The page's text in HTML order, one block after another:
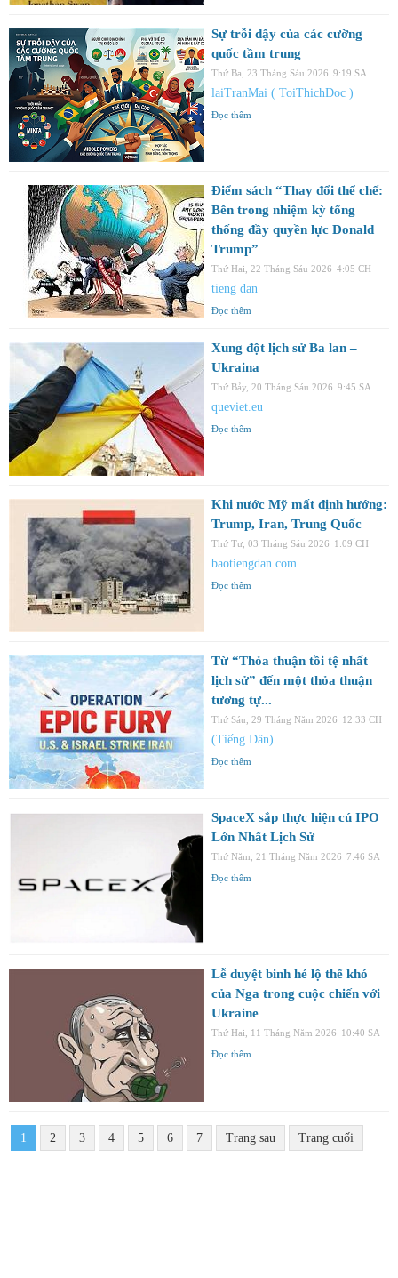
Sự trỗi dậy của các cường
quốc tầm trung
Thứ Ba, 23 Tháng Sáu 2026 9:19 SA
laiTranMai ( ToiThichDoc )
Đọc thêm
Điểm sách “Thay đổi thể chế:
Bên trong nhiệm kỳ tổng
thống đầy quyền lực Donald
Trump”
Thứ Hai, 22 Tháng Sáu 2026 4:05 CH
tieng dan
Đọc thêm
Xung đột lịch sử Ba lan –
Ukraina
Thứ Bảy, 20 Tháng Sáu 2026 9:45 SA
queviet.eu
Đọc thêm
Khi nước Mỹ mất định hướng:
Trump, Iran, Trung Quốc
Thứ Tư, 03 Tháng Sáu 2026 1:09 CH
baotiengdan.com
Đọc thêm
Từ “Thỏa thuận tồi tệ nhất
lịch sử” đến một thỏa thuận
tương tự...
Thứ Sáu, 29 Tháng Năm 2026 12:33 CH
(Tiếng Dân)
Đọc thêm
SpaceX sắp thực hiện cú IPO
Lớn Nhất Lịch Sử
Thứ Năm, 21 Tháng Năm 2026 7:46 SA
Đọc thêm
Lễ duyệt binh hé lộ thế khó
của Nga trong cuộc chiến với
Ukraine
Thứ Hai, 11 Tháng Năm 2026 10:40 SA
Đọc thêm
1 2 3 4 5 6 7 Trang sau Trang cuối